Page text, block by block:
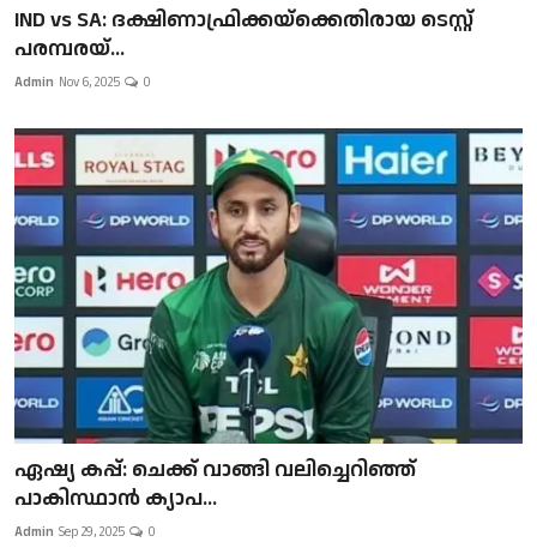
IND vs SA: ദക്ഷിണാഫ്രിക്കയ്‌ക്കെതിരായ ടെസ്റ്റ്
പരമ്പരയ്...
Admin Nov 6, 2025 0
ഏഷ്യ കപ്പ്: ചെക്ക് വാങ്ങി വലിച്ചെറിഞ്ഞ്
പാകിസ്ഥാൻ ക്യാപ...
Admin Sep 29, 2025 0